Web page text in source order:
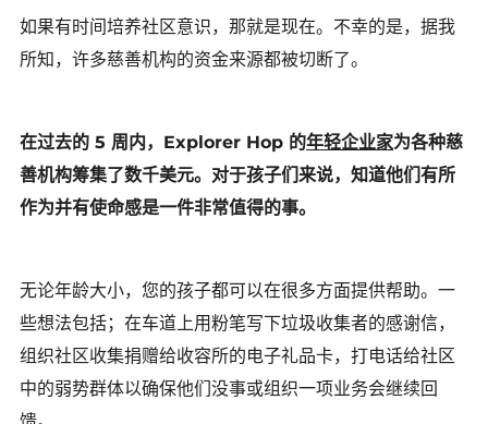
如果有时间培养社区意识，那就是现在。不幸的是，据我
所知，许多慈善机构的资金来源都被切断了。
在过去的 5 周内，Explorer Hop 的年轻企业家为各种慈
善机构筹集了数千美元。对于孩子们来说，知道他们有所
作为并有使命感是一件非常值得的事。
无论年龄大小，您的孩子都可以在很多方面提供帮助。一
些想法包括；在车道上用粉笔写下垃圾收集者的感谢信，
组织社区收集捐赠给收容所的电子礼品卡，打电话给社区
中的弱势群体以确保他们没事或组织一项业务会继续回